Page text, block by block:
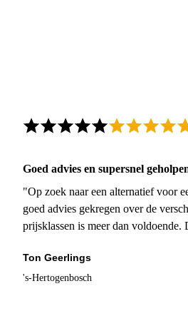
Goed advies en supersnel
"Op zoek naar een alternatief voor
goed advies gekregen over de
prijsklassen is meer dan
Ton Geerlings
's-Hertogenbosch